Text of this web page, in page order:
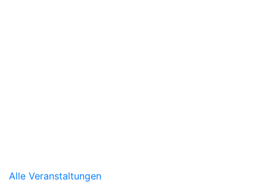
Alle Veranstaltungen